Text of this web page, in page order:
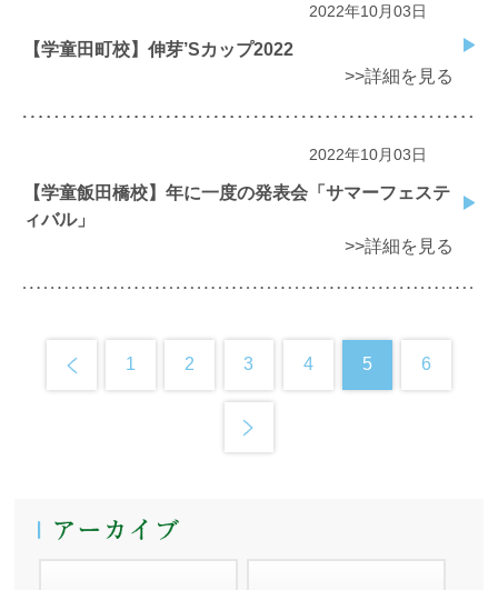
2022年10月03日
【学童田町校】伸芽’Sカップ2022
>>詳細を見る
2022年10月03日
【学童飯田橋校】年に一度の発表会「サマーフェステ
ィバル」
>>詳細を見る
1 2 3 4 5 6